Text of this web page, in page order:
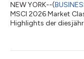
NEW YORK--(
MSCI 2026 Market
Highlights der
die Bedenken